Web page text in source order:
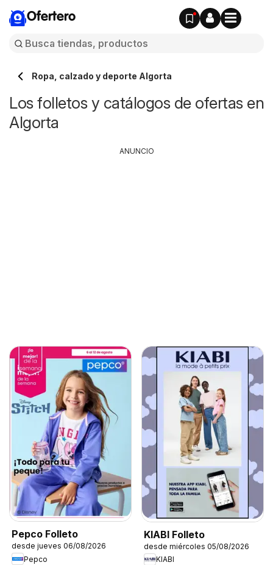
Ofertero
Ropa, calzado y deporte Algorta
Los folletos y catálogos de ofertas en
Algorta
Pepco Folleto
desde jueves 06/08/2026
Pepco
KIABI Folleto
desde miércoles 05/08/2026
KIABI
ANUNCIO